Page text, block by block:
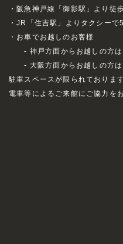
・阪急神戸線「御影駅」より徒
・JR「住吉駅」よりタクシーで
・お車でお越しのお客様
- 神戸方面からお越しの方は
- 大阪方面からお越しの方は
駐車スペースが限られておりま
電車等によるご来館にご協力を